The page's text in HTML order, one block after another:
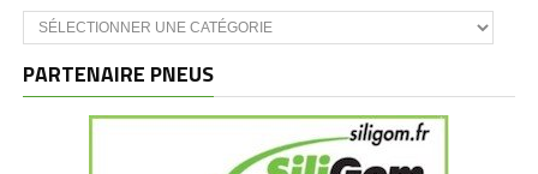
Catégories
et
PARTENAIRE PNEUS